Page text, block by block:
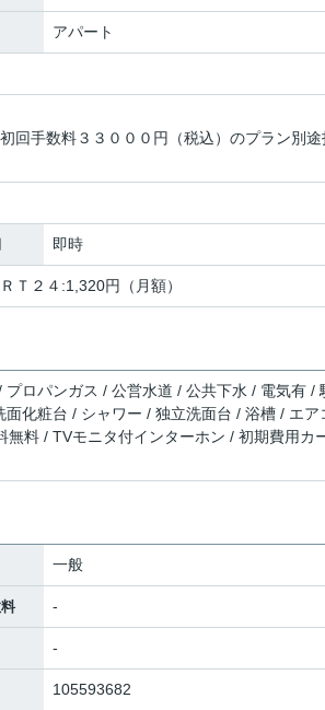
アパート
回手数料３３０００円（税込）のプラン別途
即時
Ｔ２４:1,320円（月額）
ロパンガス / 公営水道 / 公共下水 / 電気有 /
化粧台 / シャワー / 独立洗面台 / 浴槽 / エア
料 / TVモニタ付インターホン / 初期費用カ
一般
-
-
105593682